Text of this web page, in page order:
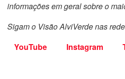
informações em geral sobre o
Sigam o Visão AlviVerde nas
YouTube
Instagram